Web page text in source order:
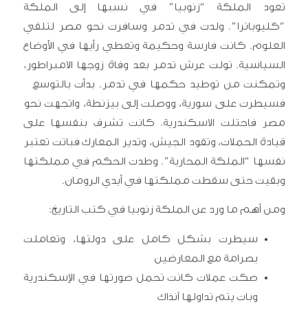
تعود الملكة “زنوبيا” في نسبها إلى الملكة
“كليوباترا”. ولدت في تدمر وسافرت نحو مصر لتلقي
العلوم. كانت فارسة وحكيمة وتعطي رأيها في الأوضاع
السياسية. تولت عرش تدمر بعد وفاة زوجها الامبراطور،
وتمكنت من توطيد حكمها في تدمر. بدأت بالتوسع
فسيطرت على سورية، ووصلت إلى بيزنطة، واتجهت نحو
مصر فاحتلت الاسكندرية. كانت تشرف بنفسها على
قيادة الحملات، وتقود الجيش، وتدير المعارك فباتت تعتبر
نفسها “الملكة المحاربة”. وطدت الحكم في مملكتها
وبقيت حتى سقطت مملكتها في أيدي الرومان.
ومن أهم ما ورد عن الملكة زنوبيا في كتب التاريخ:
سيطرت بشكل كامل على دولتها، وتعاملت
بصرامة مع المعارضين
صكت عملات كانت تحمل صورتها في الإسكندرية
وبات يتم تداولها آنذاك